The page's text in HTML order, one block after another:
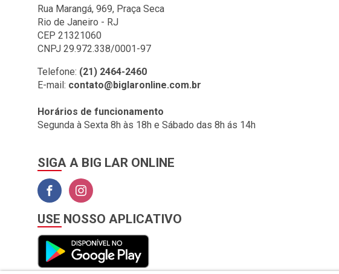
Rua Marangá, 969, Praça Seca
Rio de Janeiro - RJ
CEP 21321060
CNPJ 29.972.338/0001-97
Telefone: (21) 2464-2460
E-mail: contato@biglaronline.com.br
Horários de funcionamento
Segunda à Sexta 8h às 18h e Sábado das 8h ás 14h
SIGA A BIG LAR ONLINE
USE NOSSO APLICATIVO